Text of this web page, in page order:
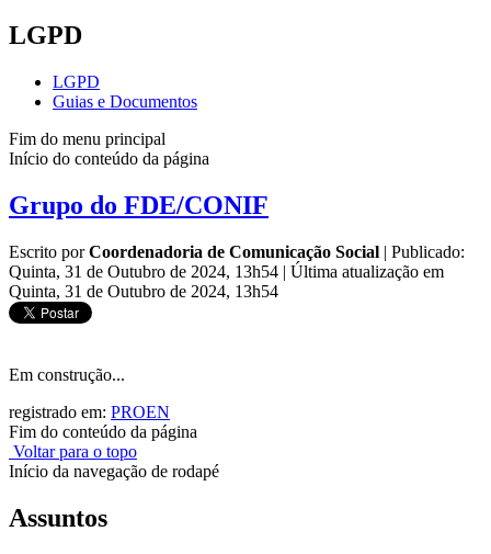
LGPD
LGPD
Guias e Documentos
Fim do menu principal
Início do conteúdo da página
Grupo do FDE/CONIF
Escrito porCoordenadoria de Comunicação Social | Publicado:
Quinta, 31 de Outubro de 2024, 13h54 | Última atualização em
Quinta, 31 de Outubro de 2024, 13h54
Em construção...
registrado em: PROEN
Fim do conteúdo da página
Voltar para o topo
Início da navegação de rodapé
Assuntos